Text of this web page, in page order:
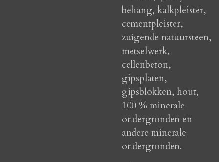
behang, kalkpleister,
cementpleister,
zuigende natuursteen,
metselwerk,
cellenbeton,
gipsplaten,
gipsblokken, hout,
100 % minerale
ondergronden en
andere minerale
ondergronden.